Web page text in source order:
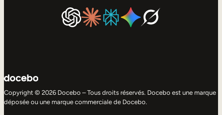
Copyright © 2026 Docebo – Tous droits réservés. Docebo est une marque
déposée ou une marque commerciale de Docebo.